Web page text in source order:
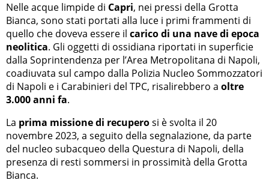
Nelle acque limpide di Capri, nei pressi della Grotta
Bianca, sono stati portati alla luce i primi frammenti di
quello che doveva essere il carico di una nave di epoca
neolitica. Gli oggetti di ossidiana riportati in superficie
dalla Soprintendenza per l’Area Metropolitana di Napoli,
coadiuvata sul campo dalla Polizia Nucleo Sommozzatori
di Napoli e i Carabinieri del TPC, risalirebbero a oltre
3.000 anni fa.
La prima missione di recuperosi è svolta il 20
novembre 2023, a seguito della segnalazione, da parte
del nucleo subacqueo della Questura di Napoli, della
presenza di resti sommersi in prossimità della Grotta
Bianca.